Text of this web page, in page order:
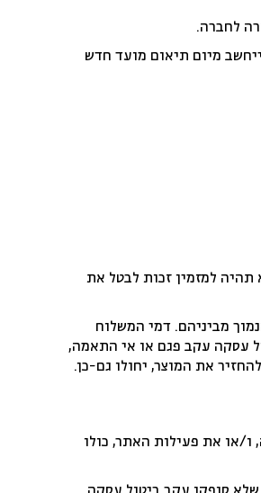
לחברה.
המוצר לא סופק בתקופת האספקה המפורטת באתר. במקרה כזה זמן האספקה בהתאם לסעיף 5.2 שלעיל ייחשב מיום תיאום מועד חדש
למזמין זכות לבטל את
על-ידיו בגין המוצר בניכוי דמי ביטול בשיעור של 5% מסכום העסקה או 100 ש”ח, לפי הנמוך מביניהם. דמי המשלוח
עסקה עקב פגם או אי התאמה,
את המוצר, יחולו גם-כן.
ו/או את פעילות האתר, כולו